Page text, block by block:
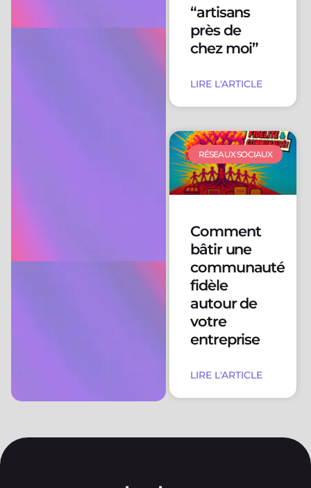
“artisans
près de
chez moi”
LIRE L'ARTICLE
RÉSEAUX SOCIAUX
Comment
bâtir une
communauté
fidèle
autour de
votre
entreprise
LIRE L'ARTICLE